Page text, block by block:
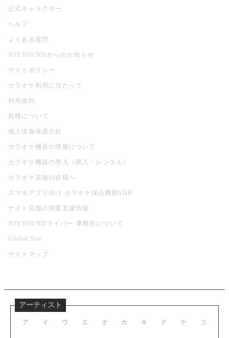
公式キャラクター
ヘルプ
よくある質問
JOYSOUNDからのお知らせ
サイトポリシー
カラオケ利用に当たって
利用規約
商標について
個人情報保護方針
カラオケ機器の情報について
カラオケ機器の導入（購入・レンタル）
カラオケ店舗の皆様へ
スマホアプリ向け カラオケ採点機能SDK
ナイト店舗の開業支援情報
JOYSOUNDライバー 事務所について
Global Site
サイトマップ
アーティスト
ア イ ウ エ オ カ キ ク ケ コ